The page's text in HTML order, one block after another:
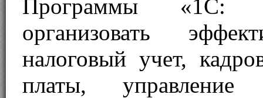
Программы «1С:
организовать
налоговый учет,
платы, управление